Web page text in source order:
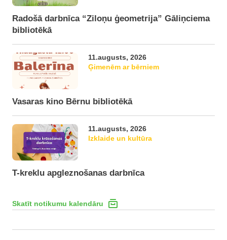
Radošā darbnīca “Ziloņu ģeometrija” Gāliņciema
bibliotēkā
11.augusts, 2026
Ģimenēm ar bērniem
Vasaras kino Bērnu bibliotēkā
11.augusts, 2026
Izklaide un kultūra
T-kreklu apgleznošanas darbnīca
Skatīt notikumu kalendāru